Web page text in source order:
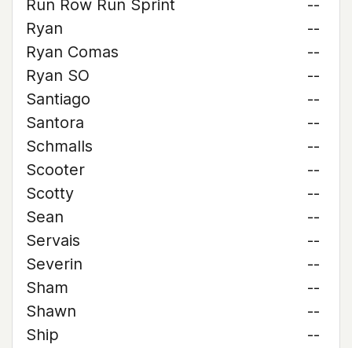
Run Row Run Sprint
--
Ryan
--
Ryan Comas
--
Ryan SO
--
Santiago
--
Santora
--
Schmalls
--
Scooter
--
Scotty
--
Sean
--
Servais
--
Severin
--
Sham
--
Shawn
--
Ship
--